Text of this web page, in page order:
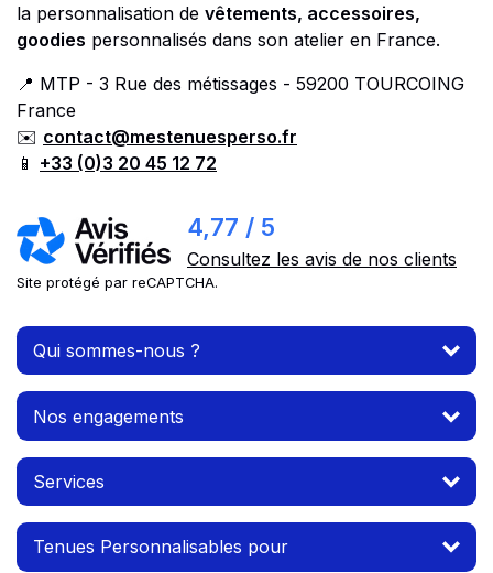
la personnalisation de vêtements, accessoires,
goodies personnalisés dans son atelier en France.
📍 MTP - 3 Rue des métissages - 59200 TOURCOING
France
✉️ contact@mestenuesperso.fr
📱 +33 (0)3 20 45 12 72
4,77 / 5
Consultez les avis de nos clients
Site protégé par reCAPTCHA.
Qui sommes-nous ?
Nos engagements
Services
Tenues Personnalisables pour